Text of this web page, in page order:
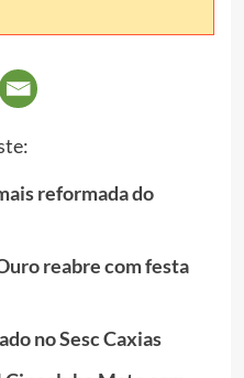
reformada do
reabre com festa
no Sesc Caxias